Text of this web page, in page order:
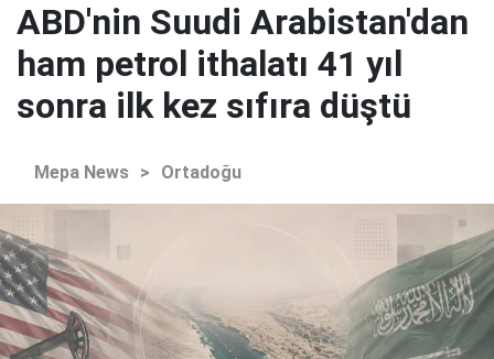
ABD'nin Suudi Arabistan'dan
ham petrol ithalatı 41 yıl
sonra ilk kez sıfıra düştü
Mepa News > Ortadoğu